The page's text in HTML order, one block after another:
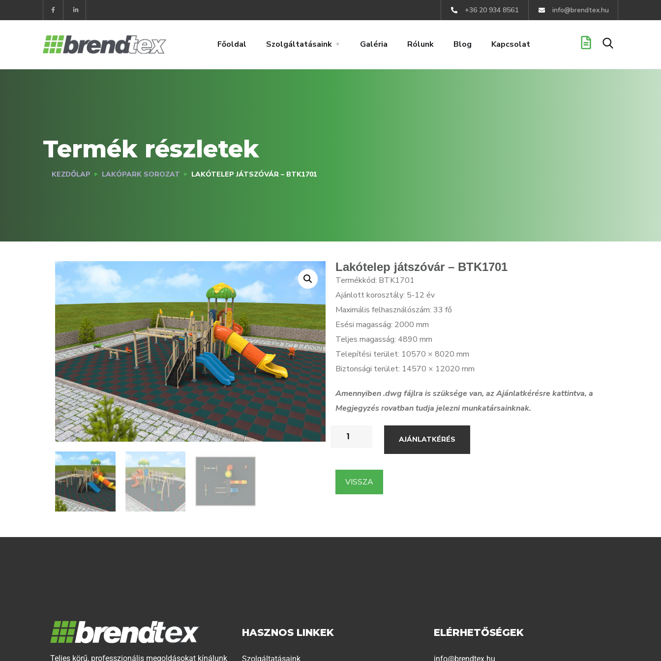
+36 20 934 8561 info@brendtex.hu
Főoldal Szolgáltatásaink Galéria Rólunk Blog Kapcsolat
Termék részletek
KEZDŐLAP LAKÓPARK SOROZAT LAKÓTELEP JÁTSZÓVÁR – BTK1701
Lakótelep játszóvár – BTK1701
Termékkód: BTK1701
Ajánlott korosztály: 5-12 év
Maximális felhasználószám: 33 fő
Esési magasság: 2000 mm
Teljes magasság: 4890 mm
Telepítési terület: 10570 × 8020 mm
Biztonsági terület: 14570 × 12020 mm
Amennyiben .dwg fájlra is szüksége van, az Ajánlatkérésre kattintva, a
Megjegyzés rovatban tudja jelezni munkatársainknak.
AJÁNLATKÉRÉS
VISSZA
Teljes körű, professzionális megoldásokat kínálunk
HASZNOS LINKEK
Szolgáltatásaink
ELÉRHETŐSÉGEK
info@brendtex.hu